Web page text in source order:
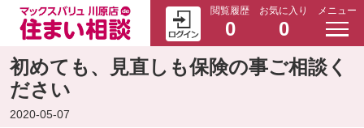
閲覧履歴
0
お気に入り
0
メニュー
初めても、見直しも保険の事ご相談く
ださい
2020-05-07